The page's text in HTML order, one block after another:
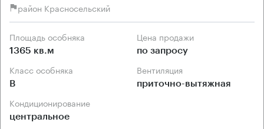
район Красносельский
Площадь особняка
1365 кв.м
Цена продажи
по запросу
Класс особняка
B
Вентиляция
приточно-вытяжная
Кондиционирование
центральное